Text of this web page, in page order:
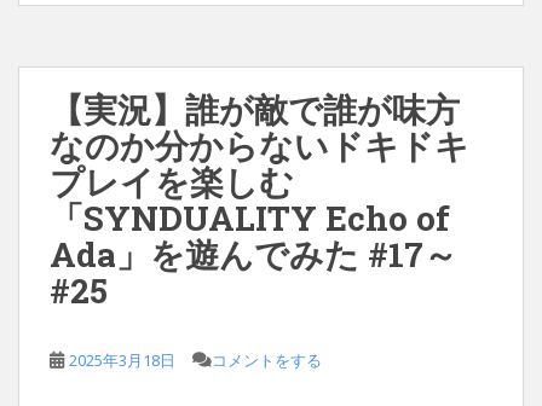
【実況】誰が敵で誰が味方
なのか分からないドキドキ
プレイを楽しむ
「SYNDUALITY Echo of
Ada」を遊んでみた #17～
#25
2025年3月18日 コメントをする